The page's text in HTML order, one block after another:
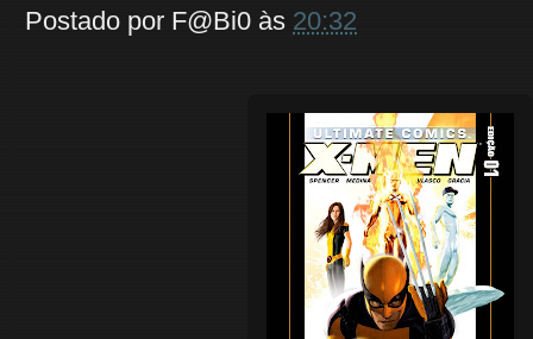
Postado por F@Bi0 às 20:32